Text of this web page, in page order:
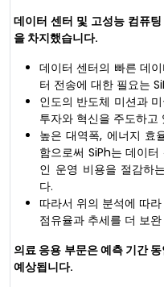
데이터 센터 및 고성능 컴퓨
을 차지했습니다.
데이터 센터의 빠른 데
터 전송에 대한 필요는
인도의 반도체 미션과
투자와 혁신을 주도하고
높은 대역폭, 에너지 효
함으로써 SiPh는 데이
인 운영 비용을 절감하
다.
따라서 위의 분석에 따
점유율과 추세를 더 보
의료 응용 부문은 예측 기간
예상됩니다.